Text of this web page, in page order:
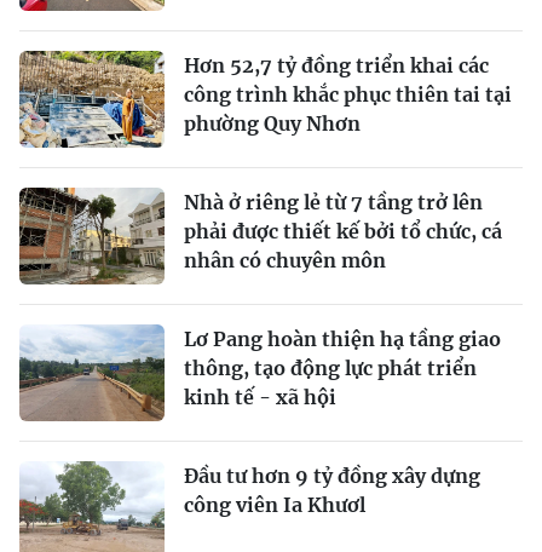
Hơn 52,7 tỷ đồng triển khai các
công trình khắc phục thiên tai tại
phường Quy Nhơn
Nhà ở riêng lẻ từ 7 tầng trở lên
phải được thiết kế bởi tổ chức, cá
nhân có chuyên môn
Lơ Pang hoàn thiện hạ tầng giao
thông, tạo động lực phát triển
kinh tế - xã hội
Đầu tư hơn 9 tỷ đồng xây dựng
công viên Ia Khươl